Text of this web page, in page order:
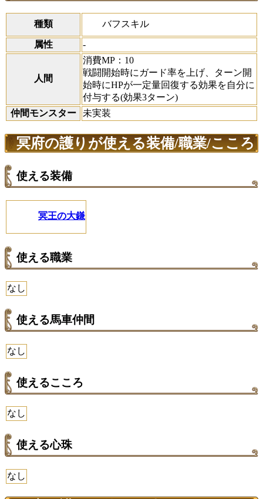
種類 バフスキル
属性 -
人間
消費MP：10
戦闘開始時にガード率を上げ、ターン開
始時にHPが一定量回復する効果を自分に
付与する(効果3ターン)
仲間モンスター
未実装
冥府の護りが使える装備/職業/こころ
使える装備
冥王の大鎌
使える職業
なし
使える馬車仲間
なし
使えるこころ
なし
使える心珠
なし